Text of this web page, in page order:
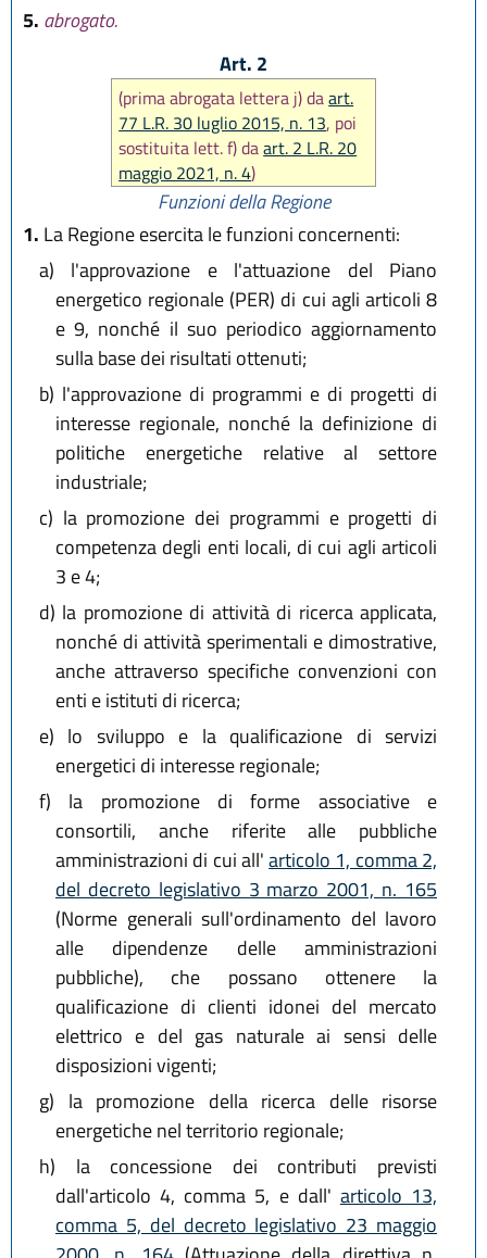
5. abrogato.
Art. 2
(prima abrogata lettera j) daart.
77 L.R. 30 luglio 2015, n. 13, poi
sostituita lett. f) daart. 2 L.R. 20
maggio 2021, n. 4)
Funzioni della Regione
1. La Regione esercita le funzioni concernenti:
a) l'approvazione e l'attuazione del Piano
energetico regionale (PER) di cui agli articoli 8
e 9, nonché il suo periodico aggiornamento
sulla base dei risultati ottenuti;
b) l'approvazione di programmi e di progetti di
interesse regionale, nonché la definizione di
politiche energetiche relative al settore
industriale;
c) la promozione dei programmi e progetti di
competenza degli enti locali, di cui agli articoli
3 e 4;
d) la promozione di attività di ricerca applicata,
nonché di attività sperimentali e dimostrative,
anche attraverso specifiche convenzioni con
enti e istituti di ricerca;
e) lo sviluppo e la qualificazione di servizi
energetici di interesse regionale;
f) la promozione di forme associative e
consortili, anche riferite alle pubbliche
amministrazioni di cui all'articolo 1, comma 2,
del decreto legislativo 3 marzo 2001, n. 165
(Norme generali sull'ordinamento del lavoro
alle dipendenze delle amministrazioni
pubbliche), che possano ottenere la
qualificazione di clienti idonei del mercato
elettrico e del gas naturale ai sensi delle
disposizioni vigenti;
g) la promozione della ricerca delle risorse
energetiche nel territorio regionale;
h) la concessione dei contributi previsti
dall'articolo 4, comma 5, e dall' articolo 13,
comma 5, del decreto legislativo 23 maggio